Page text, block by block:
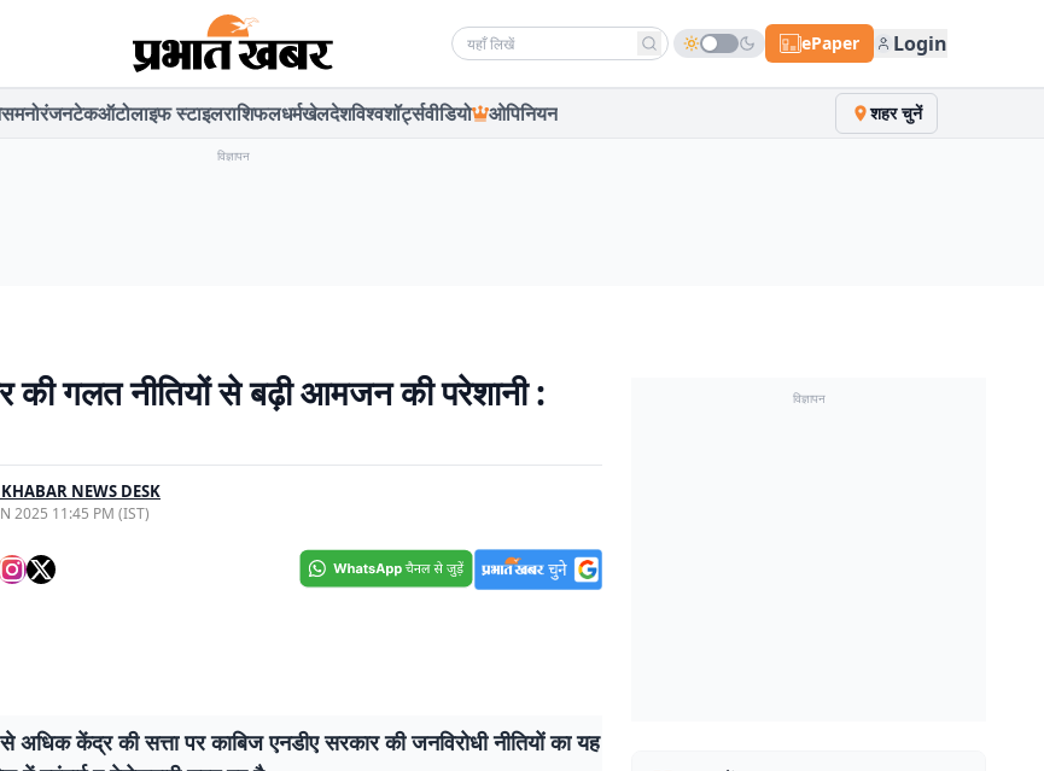
Search news ePaper Login
मनोरंजनटेकऑटोलाइफ स्टाइलराशिफलधर्मखेलदेशविश्वशॉर्ट्सवीडियो ओपिनियन शहर चुनें
विज्ञापन
की गलत नीतियों से बढ़ी आमजन की परेशानी :
NEWS DESK
2025 11:45 PM (IST)
केंद्र की सत्ता पर काबिज एनडीए सरकार की जनविरोधी नीतियों का यह
विज्ञापन